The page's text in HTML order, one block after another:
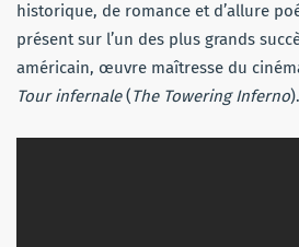
historique, de romance et d’allure
présent sur l’un des plus grands
américain, œuvre maîtresse du
Tour infernale(The Towering Inferno).